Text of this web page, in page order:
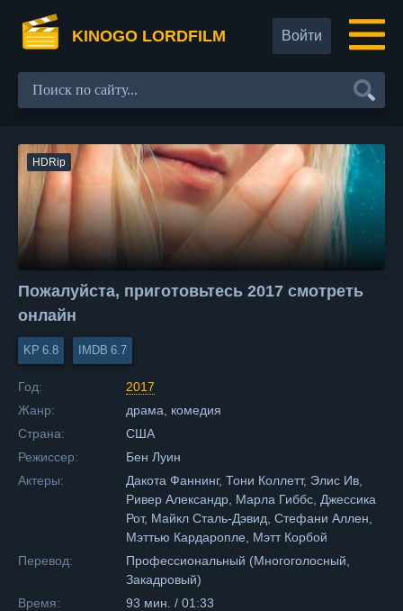
KINOGO LORDFILM Войти
HDRip
Пожалуйста, приготовьтесь 2017 смотреть
онлайн
6.8 6.7
Год:
2017
Жанр:
драма, комедия
Страна:
США
Режиссер:
Бен Луин
Актеры:
Дакота Фаннинг, Тони Коллетт, Элис Ив,
Ривер Александр, Марла Гиббс, Джессика
Рот, Майкл Сталь-Дэвид, Стефани Аллен,
Мэттью Кардаропле, Мэтт Корбой
Перевод:
Профессиональный (Многоголосный,
Закадровый)
Время:
93 мин. / 01:33